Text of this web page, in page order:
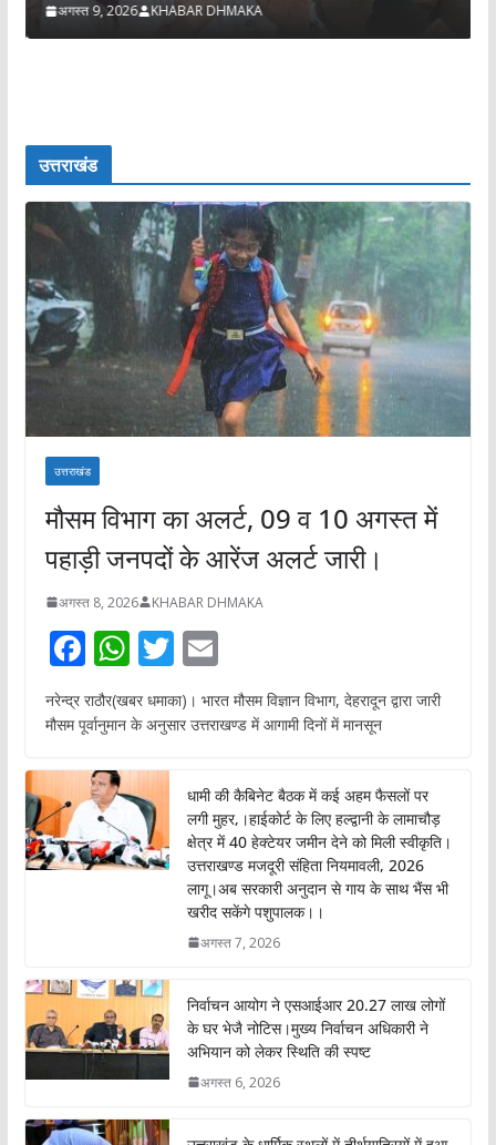
अगस्त 9, 2026 KHABAR DHMAKA
उत्तराखंड
उत्तराखंड
मौसम विभाग का अलर्ट, 09 व 10 अगस्त में
पहाड़ी जनपदों के आरेंज अलर्ट जारी।
अगस्त 8, 2026 KHABAR DHMAKA
F
ac
e
o
o
k
W
h
at
A
p
p
T
w
itt
E
m
ai
नरेन्द्र राठौर(खबर धमाका)। भारत मौसम विज्ञान विभाग, देहरादून द्वारा जारी
मौसम पूर्वानुमान के अनुसार उत्तराखण्ड में आगामी दिनों में मानसून
धामी की कैबिनेट बैठक में कई अहम फैसलों पर
लगी मुहर,।हाईकोर्ट के लिए हल्द्वानी के लामाचौड़
क्षेत्र में 40 हेक्टेयर जमीन देने को मिली स्वीकृति।
उत्तराखण्ड मजदूरी संहिता नियमावली, 2026
लागू।अब सरकारी अनुदान से गाय के साथ भैंस भी
खरीद सकेंगे पशुपालक।।
अगस्त 7, 2026
निर्वाचन आयोग ने एसआईआर 20.27 लाख लोगों
के घर भेजै नोटिस।मुख्य निर्वाचन अधिकारी ने
अभियान को लेकर स्थिति की स्पष्ट
अगस्त 6, 2026